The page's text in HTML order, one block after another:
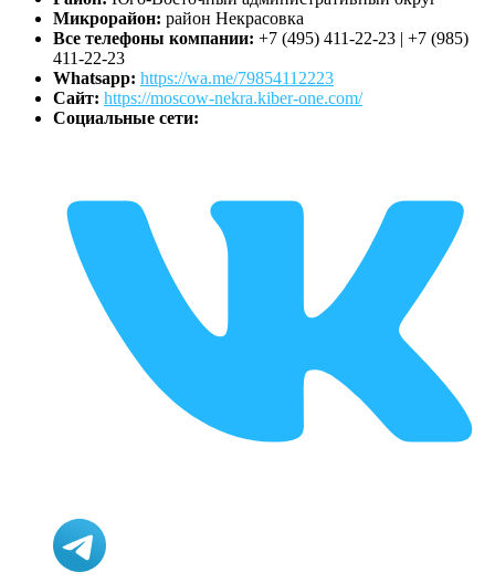
Микрорайон: район Некрасовка
Все телефоны компании: +7 (495) 411-22-23 | +7 (985)
411-22-23
Whatsapp: https://wa.me/79854112223
Сайт: https://moscow-nekra.kiber-one.com/
Социальные сети: